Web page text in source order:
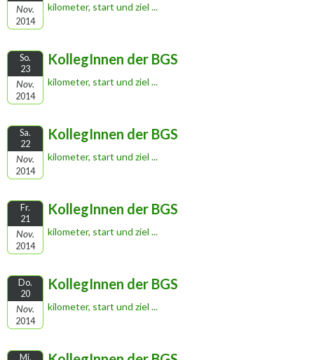
Nov.
2014
kilometer, start und ziel ...
So.
23
Nov.
2014
KollegInnen der BGS
kilometer, start und ziel ...
Sa.
22
Nov.
2014
KollegInnen der BGS
kilometer, start und ziel ...
Fr.
21
Nov.
2014
KollegInnen der BGS
kilometer, start und ziel ...
Do.
20
Nov.
2014
KollegInnen der BGS
kilometer, start und ziel ...
Mi.